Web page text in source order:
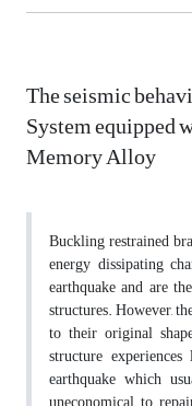
The seismic
System equipped
Memory Alloy
Buckling restrained
energy dissipating
earthquake and are
structures. However,
to their original
structure
earthquake which